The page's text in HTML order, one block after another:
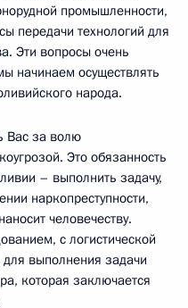
промышленности,
передачи технологий для
Эти вопросы очень
начинаем осуществлять
народа.
Вас за волю
Это обязанность
– выполнить задачу,
наркопреступности,
человечеству.
с логистической
выполнения задачи
которая заключается